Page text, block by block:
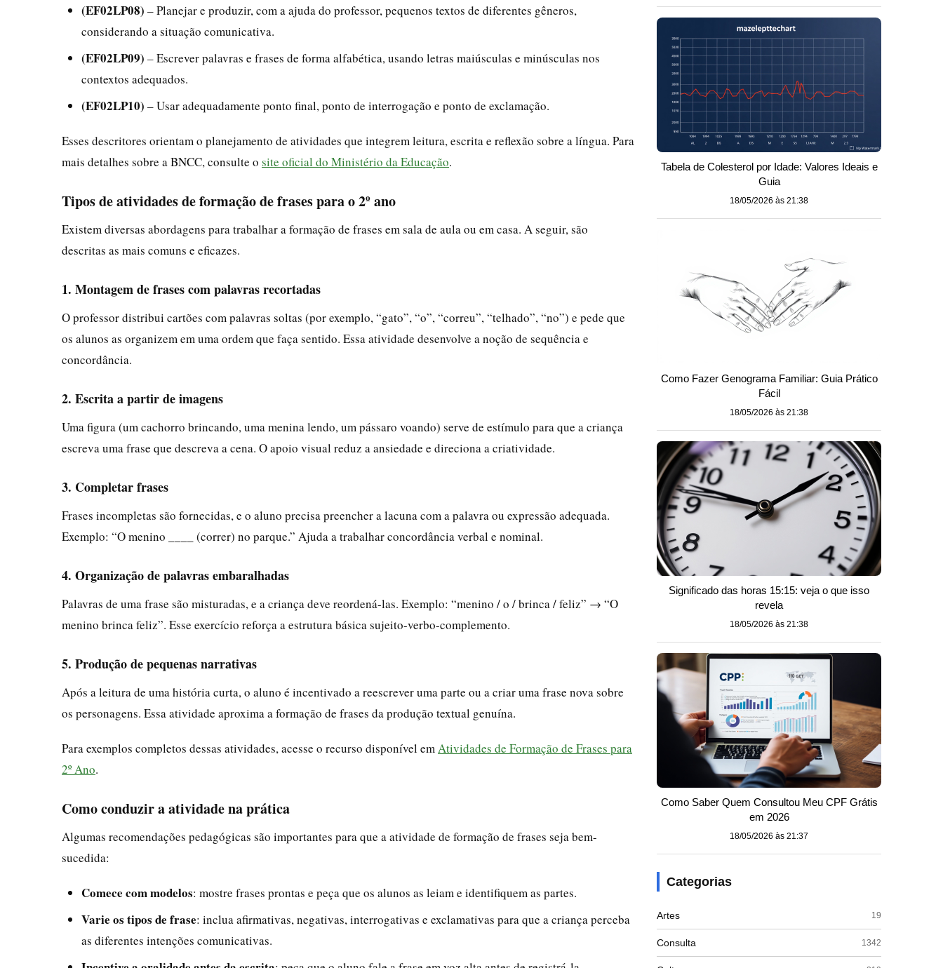
(EF02LP08) – Planejar e produzir, com a ajuda do professor, pequenos textos de diferentes gêneros,
considerando a situação comunicativa.
(EF02LP09) – Escrever palavras e frases de forma alfabética, usando letras maiúsculas e minúsculas nos
contextos adequados.
(EF02LP10) – Usar adequadamente ponto final, ponto de interrogação e ponto de exclamação.
Esses descritores orientam o planejamento de atividades que integrem leitura, escrita e reflexão sobre a língua. Para
mais detalhes sobre a BNCC, consulte o site oficial do Ministério da Educação.
Tipos de atividades de formação de frases para o 2º ano
Existem diversas abordagens para trabalhar a formação de frases em sala de aula ou em casa. A seguir, são
descritas as mais comuns e eficazes.
1. Montagem de frases com palavras recortadas
O professor distribui cartões com palavras soltas (por exemplo, “gato”, “o”, “correu”, “telhado”, “no”) e pede que
os alunos as organizem em uma ordem que faça sentido. Essa atividade desenvolve a noção de sequência e
concordância.
2. Escrita a partir de imagens
Uma figura (um cachorro brincando, uma menina lendo, um pássaro voando) serve de estímulo para que a criança
escreva uma frase que descreva a cena. O apoio visual reduz a ansiedade e direciona a criatividade.
3. Completar frases
Frases incompletas são fornecidas, e o aluno precisa preencher a lacuna com a palavra ou expressão adequada.
Exemplo: “O menino ____ (correr) no parque.” Ajuda a trabalhar concordância verbal e nominal.
4. Organização de palavras embaralhadas
Palavras de uma frase são misturadas, e a criança deve reordená-las. Exemplo: “menino / o / brinca / feliz” → “O
menino brinca feliz”. Esse exercício reforça a estrutura básica sujeito-verbo-complemento.
5. Produção de pequenas narrativas
Após a leitura de uma história curta, o aluno é incentivado a reescrever uma parte ou a criar uma frase nova sobre
os personagens. Essa atividade aproxima a formação de frases da produção textual genuína.
Para exemplos completos dessas atividades, acesse o recurso disponível em Atividades de Formação de Frases para
2º Ano.
Como conduzir a atividade na prática
Algumas recomendações pedagógicas são importantes para que a atividade de formação de frases seja bem-
sucedida:
Comece com modelos: mostre frases prontas e peça que os alunos as leiam e identifiquem as partes.
Varie os tipos de frase: inclua afirmativas, negativas, interrogativas e exclamativas para que a criança perceba
as diferentes intenções comunicativas.
Tabela de Colesterol por Idade: Valores Ideais e
Guia
18/05/2026 às 21:38
Como Fazer Genograma Familiar: Guia Prático
Fácil
18/05/2026 às 21:38
Significado das horas 15:15: veja o que isso
revela
18/05/2026 às 21:38
Como Saber Quem Consultou Meu CPF Grátis
em 2026
18/05/2026 às 21:37
Categorias
Artes 19
Consulta 1342